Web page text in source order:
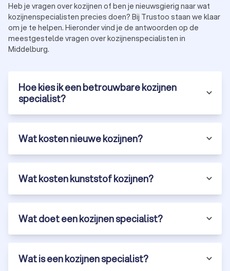
coatings of op maat gemaakte designs.
Hoe kies je het beste kozijnenbedrijf in
Middelburg?
Ervaring en specialisatie:
kies een specialist met
ervaring in jouw gewenste type kozijnen.
Vergelijk kozijnenbedrijven:
de beste prijs kozijnen.
eerdere klanten.
een gecertificeerd kozijnenbedrijf
garandeert kwaliteit en vakmanschap.
Vergelijk de beste kozijnenbedrijven in
Wil je zeker weten dat je de beste kozijnen voor jouw woning
kozijnenspecialisten in Middelburg. Zo kies je eenvoudig het
beste kozijnenbedrijf voor jouw situatie en profiteer je van
topkwaliteit tegen de beste prijs. Begin met kozijnen
Heb je vragen over kozijnen of ben je nieuwsgierig naar wat
kozijnenspecialisten precies doen? Bij Trustoo staan we klaar
om je te helpen. Hieronder vind je de antwoorden op de
meestgestelde vragen over kozijnenspecialisten in
Middelburg.
Hoe kies ik een betrouwbare kozijnen
specialist?
Wat kosten nieuwe kozijnen?
Wat kosten kunststof kozijnen?
Wat doet een kozijnen specialist?
Wat is een kozijnen specialist?